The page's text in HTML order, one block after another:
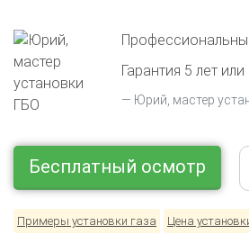
Гарантия 5 лет
Юрий, мастер
Бесплатный осмотр
Примеры установки газа Цена